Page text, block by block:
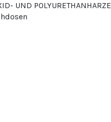
UND POLYURETHANHARZE